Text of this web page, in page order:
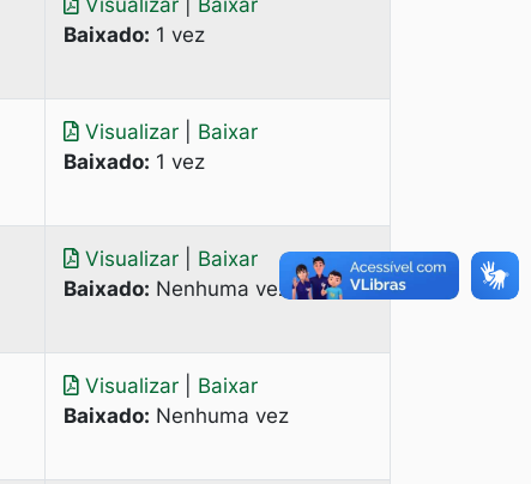
Visualizar
Baixar
Baixado: 1 vez
Visualizar
Baixar
Baixado: 1 vez
Visualizar
Baixar
Baixado: Nenhuma vez
Visualizar
Baixar
Baixado: Nenhuma vez